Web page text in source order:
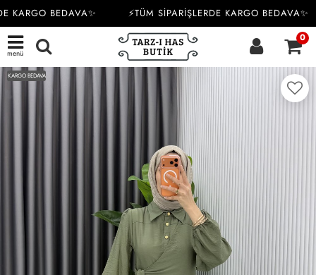
KARGO BEDAVA✨ ⚡TÜM SİPARİŞLERDE KARGO BEDAVA✨
menü
0
KARGO BEDAVA